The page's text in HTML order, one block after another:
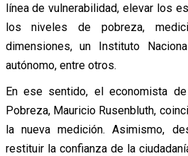
línea de vulnerabilidad, elevar los
los niveles de pobreza,
dimensiones, un Instituto
autónomo, entre otros.
En ese sentido, el economista
Pobreza, Mauricio Rusenbluth,
la nueva medición. Asimismo,
restituir la confianza de la